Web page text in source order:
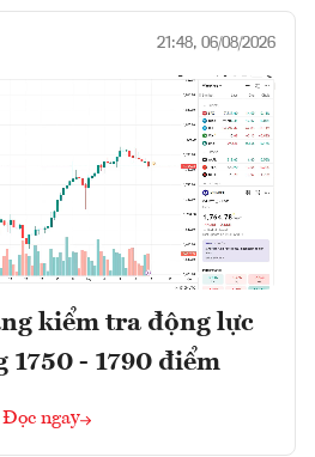
21:48, 06/08/2026
kiểm tra động lực
1750 - 1790 điểm
Đọc ngay